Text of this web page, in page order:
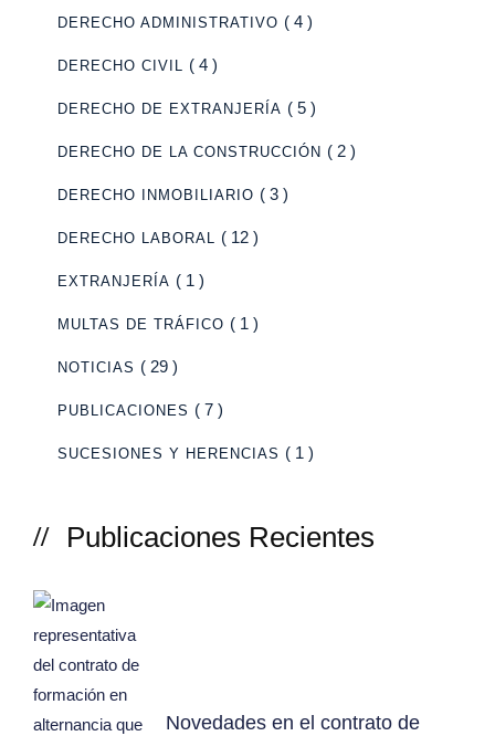
DERECHO ADMINISTRATIVO ( 4 )
DERECHO CIVIL ( 4 )
DERECHO DE EXTRANJERÍA ( 5 )
DERECHO DE LA CONSTRUCCIÓN ( 2 )
DERECHO INMOBILIARIO ( 3 )
DERECHO LABORAL ( 12 )
EXTRANJERÍA ( 1 )
MULTAS DE TRÁFICO ( 1 )
NOTICIAS ( 29 )
PUBLICACIONES ( 7 )
SUCESIONES Y HERENCIAS ( 1 )
Publicaciones Recientes
Novedades en el contrato de